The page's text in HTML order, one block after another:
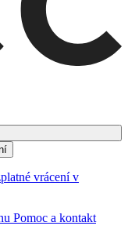
vrácení v
Pomoc a kontakt